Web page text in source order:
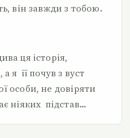
він завжди з тобою.
ця історія,
я її почув з вуст
особи, не довіряти
ніяких підстав…